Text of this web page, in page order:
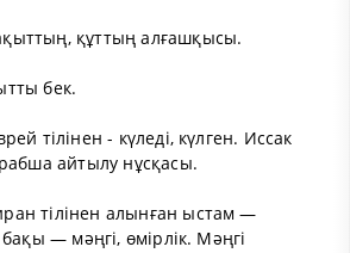
құттың алғашқысы.
бек.
тілінен - күледі, күлген. Иссак
айтылу нұсқасы.
тілінен алынған ыстам —
— мәңгі, өмірлік. Мәңгі